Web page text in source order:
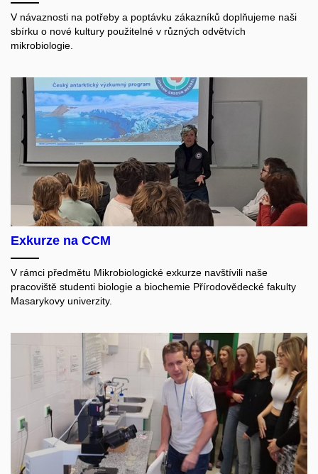
V návaznosti na potřeby a poptávku zákazníků doplňujeme naši
sbírku o nové kultury použitelné v různých odvětvích
mikrobiologie.
Exkurze na CCM
V rámci předmětu Mikrobiologické exkurze navštívili naše
pracoviště studenti biologie a biochemie Přírodovědecké fakulty
Masarykovy univerzity.